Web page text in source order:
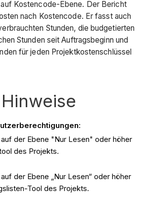
Kostencode-Ebene. Der Bericht
nach Kostencode. Er fasst auch
Stunden, die budgetierten
Stunden seit Auftragsbeginn und
für jeden Projektkostenschlüssel
der Ebene "Nur Lesen" oder höher
des Projekts.
der Ebene „Nur Lesen“ oder höher
Tool des Projekts.